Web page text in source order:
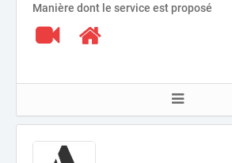
Manière dont le service est proposé